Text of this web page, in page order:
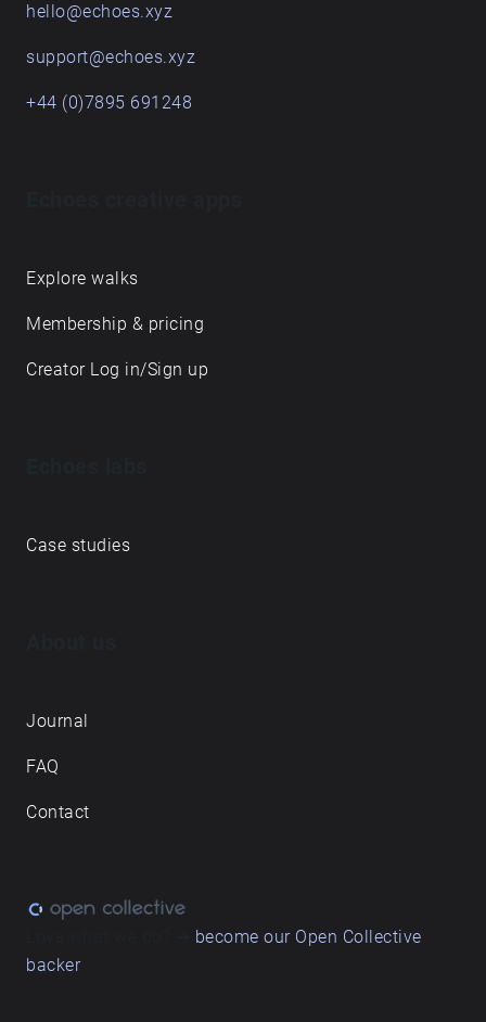
hello@echoes.xyz
support@echoes.xyz
+44 (0)7895 691248
Explore walks
Membership & pricing
Creator Log in/Sign up
Case studies
Journal
FAQ
Contact
become our Open Collective
backer